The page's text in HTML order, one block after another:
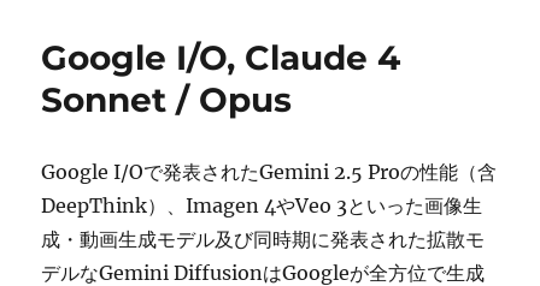
Google I/O, Claude 4
Sonnet / Opus
Google I/Oで発表されたGemini 2.5 Proの性能（含
DeepThink）、Imagen 4やVeo 3といった画像生
成・動画生成モデル及び同時期に発表された拡散モ
デルなGemini DiffusionはGoogleが全方位で生成